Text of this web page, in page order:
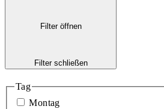
Filter öffnen
Filter schließen
Tag
Montag